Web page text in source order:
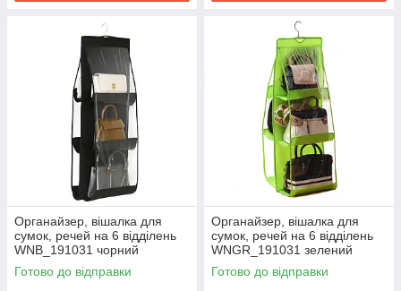
Органайзер, вішалка для
сумок, речей на 6 відділень
WNB_191031 чорний
Готово до відправки
Органайзер, вішалка для
сумок, речей на 6 відділень
WNGR_191031 зелений
Готово до відправки